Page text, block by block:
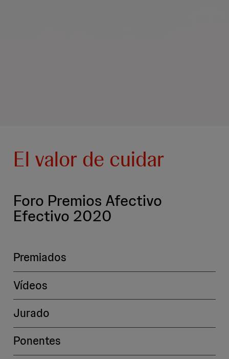
El valor de cuidar
Foro Premios Afectivo
Efectivo 2020
Premiados
Vídeos
Jurado
Ponentes